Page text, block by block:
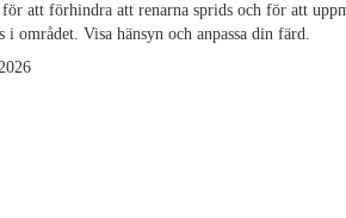
för att förhindra att renarna sprids och för att
i området. Visa hänsyn och anpassa din färd.